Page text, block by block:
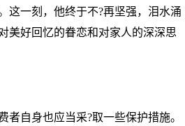
这一刻，他终于不?再坚强，泪水涌
美好回忆的眷恋和对家人的深深思
者自身也应当采?取一些保护措施。